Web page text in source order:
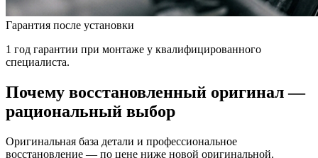
Гарантия после установки
1 год гарантии при монтаже у квалифицированного
специалиста.
Почему восстановленный оригинал —
рациональный выбор
Оригинальная база детали и профессиональное
восстановление — по цене ниже новой оригинальной.